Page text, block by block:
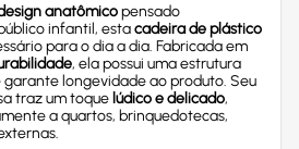
anatômicopensado
infantil, estacadeira de plástico
para o dia a dia. Fabricada em
, ela possui uma estrutura
longevidade ao produto. Seu
traz um toque lúdico e delicado,
a quartos, brinquedotecas,